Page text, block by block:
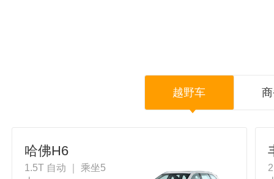
越野车
哈佛H6
1.5T 自动 ｜ 乘坐5